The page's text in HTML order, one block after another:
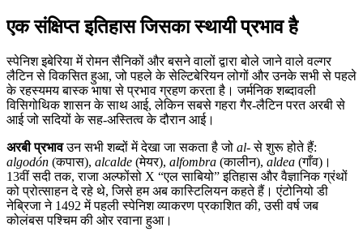
एक संक्षिप्त इतिहास जिसका स्थायी प्रभाव है
स्पेनिश इबेरिया में रोमन सैनिकों और बसने वालों द्वारा बोले जाने वाले वल्गर
लैटिन से विकसित हुआ, जो पहले के सेल्टिबेरियन लोगों और उनके सभी से पहले
के रहस्यमय बास्क भाषा से प्रभाव ग्रहण करता है। जर्मनिक शब्दावली
विसिगोथिक शासन के साथ आई, लेकिन सबसे गहरा गैर-लैटिन परत अरबी से
आई जो सदियों के सह-अस्तित्व के दौरान आई।
अरबी प्रभावउन सभी शब्दों में देखा जा सकता है जो al-से शुरू होते हैं:
algodón (कपास), alcalde (मेयर), alfombra (कालीन), aldea (गाँव)।
13वीं सदी तक, राजा अल्फोंसो X “एल साबियो” इतिहास और वैज्ञानिक ग्रंथों
को प्रोत्साहन दे रहे थे, जिसे हम अब कास्टिलियन कहते हैं। एंटोनियो डी
नेब्रिजा ने 1492 में पहली स्पेनिश व्याकरण प्रकाशित की, उसी वर्ष जब
कोलंबस पश्चिम की ओर रवाना हुआ।